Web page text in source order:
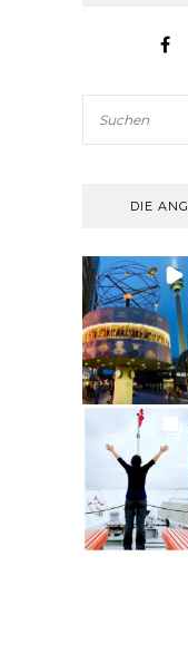
DIE